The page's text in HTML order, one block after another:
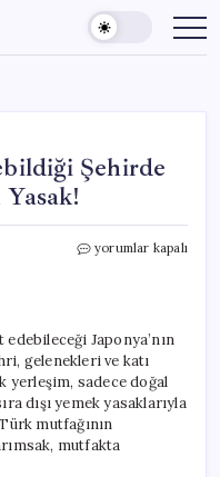
Şehirde
Türklerin
Soğan
ve
Sarımsak
Yasak!
için
yorumlar kapalı
Japonya’nın
gelenekleri ve katı
yerleşim, sadece doğal
dışı yemek yasaklarıyla
mutfağının
mutfakta